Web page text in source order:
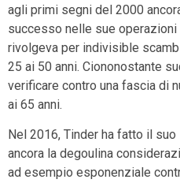
agli primi segni del 2000
successo nelle sue
rivolgeva per indivisible
25 ai 50 anni. Ciononostante
verificare contro una fascia di
ai 65 anni.
Nel 2016, Tinder ha fatto il
ancora la degoulina
ad esempio esponenziale